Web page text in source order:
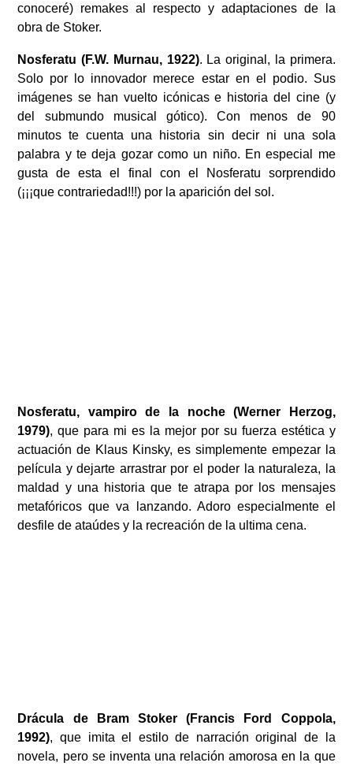
conoceré) remakes al respecto y adaptaciones de la
obra de Stoker.
Nosferatu (F.W. Murnau, 1922). La original, la primera.
Solo por lo innovador merece estar en el podio. Sus
imágenes se han vuelto icónicas e historia del cine (y
del submundo musical gótico). Con menos de 90
minutos te cuenta una historia sin decir ni una sola
palabra y te deja gozar como un niño. En especial me
gusta de esta el final con el Nosferatu sorprendido
(¡¡¡que contrariedad!!!) por la aparición del sol.
Nosferatu, vampiro de la noche (Werner Herzog,
1979), que para mi es la mejor por su fuerza estética y
actuación de Klaus Kinsky, es simplemente empezar la
película y dejarte arrastrar por el poder la naturaleza, la
maldad y una historia que te atrapa por los mensajes
metafóricos que va lanzando. Adoro especialmente el
desfile de ataúdes y la recreación de la ultima cena.
Drácula de Bram Stoker (Francis Ford Coppola,
1992), que imita el estilo de narración original de la
novela, pero se inventa una relación amorosa en la que